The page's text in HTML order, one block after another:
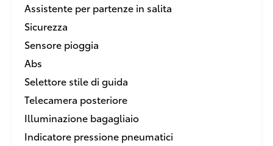
Assistente per partenze in salita
Sicurezza
Sensore pioggia
Abs
Selettore stile di guida
Telecamera posteriore
Illuminazione bagagliaio
Indicatore pressione pneumatici